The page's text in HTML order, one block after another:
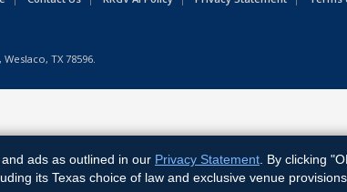
Weslaco, TX 78596.
ads as outlined in our Privacy Statement . By clicking
its Texas choice of law and exclusive venue